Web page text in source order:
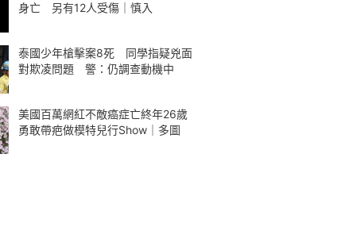
身亡 另有12人受傷｜慎入
泰國少年槍擊案8死 同學指疑兇面
對欺凌問題 警：仍調查動機中
美國百萬網紅不敵癌症亡終年26歲
勇敢帶疤做模特兒行Show｜多圖